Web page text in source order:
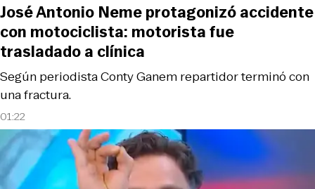
01:22
Según periodista Conty Ganem repartidor terminó con
una fractura.
José Antonio Neme protagonizó accidente
con motociclista: motorista fue
trasladado a clínica